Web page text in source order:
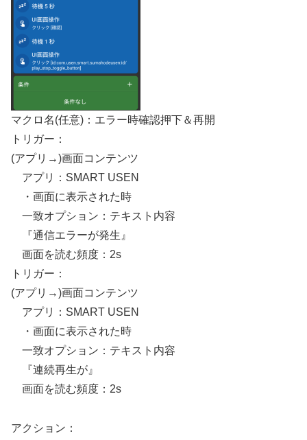
マクロ名(任意)：エラー時確認押下＆再開
トリガー：
(アプリ→)画面コンテンツ
アプリ：SMART USEN
・画面に表示された時
一致オプション：テキスト内容
『通信エラーが発生』
画面を読む頻度：2s
トリガー：
(アプリ→)画面コンテンツ
アプリ：SMART USEN
・画面に表示された時
一致オプション：テキスト内容
『連続再生が』
画面を読む頻度：2s
アクション：